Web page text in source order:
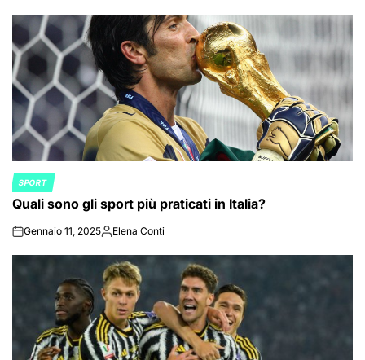
POSTED
IN
SPORT
Quali sono gli sport più praticati in Italia?
onGennaio 11, 2025Posted
Elena Conti